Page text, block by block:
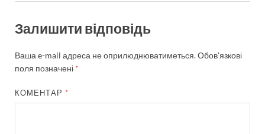
Залишити відповідь
Ваша e-mail адреса не оприлюднюватиметься.Обов’язкові
поля позначені *
КОМЕНТАР *